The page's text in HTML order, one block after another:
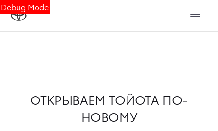
Debug Mode
ОТКРЫВАЕМ ТОЙОТА ПО-
НОВОМУ